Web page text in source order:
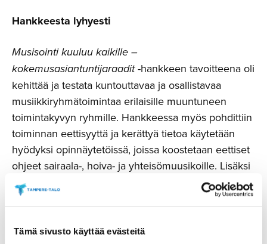
Tämä sivusto käyttää evästeitä
Hankkeesta lyhyesti
Musisointi kuuluu kaikille –
kokemusasiantuntijaraadit-hankkeen tavoitteena oli
kehittää ja testata kuntouttavaa ja osallistavaa
musiikkiryhmätoimintaa erilaisille muuntuneen
toimintakyvyn ryhmille. Hankkeessa myös pohdittiin
toiminnan eettisyyttä ja kerättyä tietoa käytetään
hyödyksi opinnäytetöissä, joissa koostetaan eettiset
ohjeet sairaala-, hoiva- ja yhteisömuusikoille. Lisäksi
heräteltiin kysymyksiä siitä, kuka saa näkyä ja
esiintyä ja ovatko esiintymislavat esteettömiä.
Yhteistyökumppanit